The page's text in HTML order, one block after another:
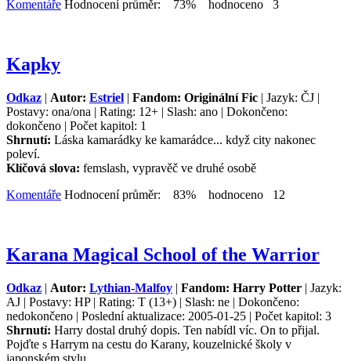
Komentáře Hodnocení průměr: 73% hodnoceno 3
Kapky
Odkaz | Autor: Estriel | Fandom: Originální Fic | Jazyk: ČJ |
Postavy: ona/ona | Rating: 12+ | Slash: ano | Dokončeno:
dokončeno | Počet kapitol: 1
Shrnutí: Láska kamarádky ke kamarádce... když city nakonec
poleví.
Klíčová slova: femslash, vypravěč ve druhé osobě
Komentáře Hodnocení průměr: 83% hodnoceno 12
Karana Magical School of the Warrior
Odkaz | Autor: Lythian-Malfoy | Fandom: Harry Potter | Jazyk:
AJ | Postavy: HP | Rating: T (13+) | Slash: ne | Dokončeno:
nedokončeno | Poslední aktualizace: 2005-01-25 | Počet kapitol: 3
Shrnutí: Harry dostal druhý dopis. Ten nabídl víc. On to přijal.
Pojďte s Harrym na cestu do Karany, kouzelnické školy v
japonském stylu.